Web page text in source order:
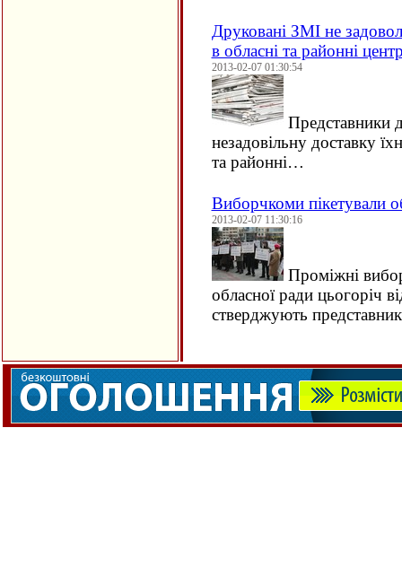
Друковані ЗМІ не
в обласні та районні
2013-02-07 01:30:54
Представники
незадовільну доставку
та районні…
Виборчкоми пікетували
2013-02-07 11:30:16
Проміжні
обласної ради цьогоріч
стверджують